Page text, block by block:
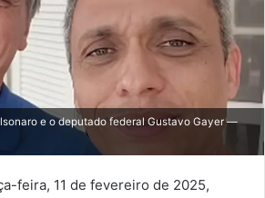
e o deputado federal Gustavo Gayer —
feira, 11 de fevereiro de 2025,